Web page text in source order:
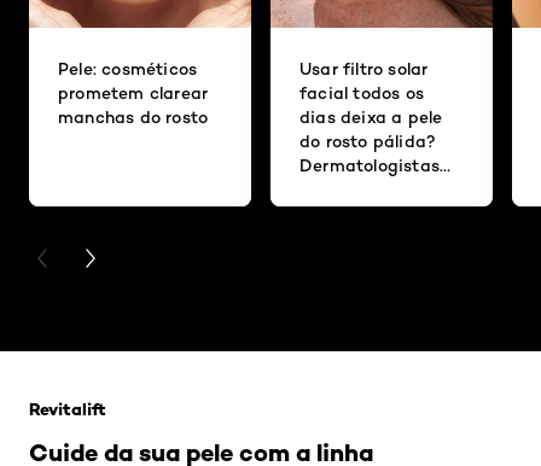
Pele: cosméticos
prometem clarear
manchas do rosto
Usar filtro solar
facial todos os
dias deixa a pele
do rosto pálida?
Dermatologistas
PREVIOUS CARD
NEXT CARD
Cuide da sua pele com a linha
Revitalift